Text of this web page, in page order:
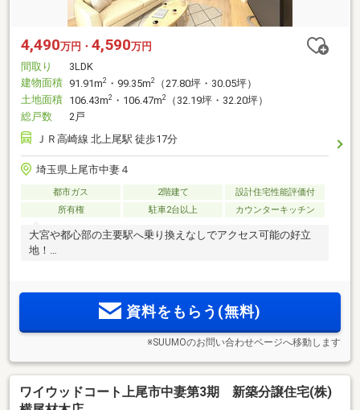
4,490万円・ 4,590万円
間取り
3LDK
建物面積 91.91m2 ・99.35m2
（27.80坪・30.05坪）
土地面積 106.43m2 ・106.47m2
（32.19坪・32.20坪）
総戸数
2戸
ＪＲ高崎線 北上尾駅 徒歩17分
埼玉県上尾市中妻４
都市ガス 2階建て
設計住宅性能評価付
所有権
駐車2台以上 カウンターキッチン
大宮や都心部の主要駅へ乗り換えなしでアクセス可能の好立
地！
資料をもらう(無料)
※SUUMOのお問い合わせページへ移動します
ワイウッドコート上尾市中妻第3期 新築分譲住宅(株)